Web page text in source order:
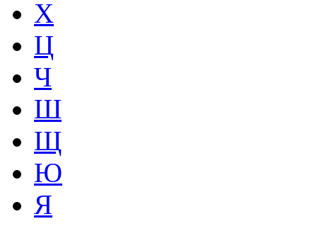
Х
Ц
Ч
Ш
Щ
Ю
Я